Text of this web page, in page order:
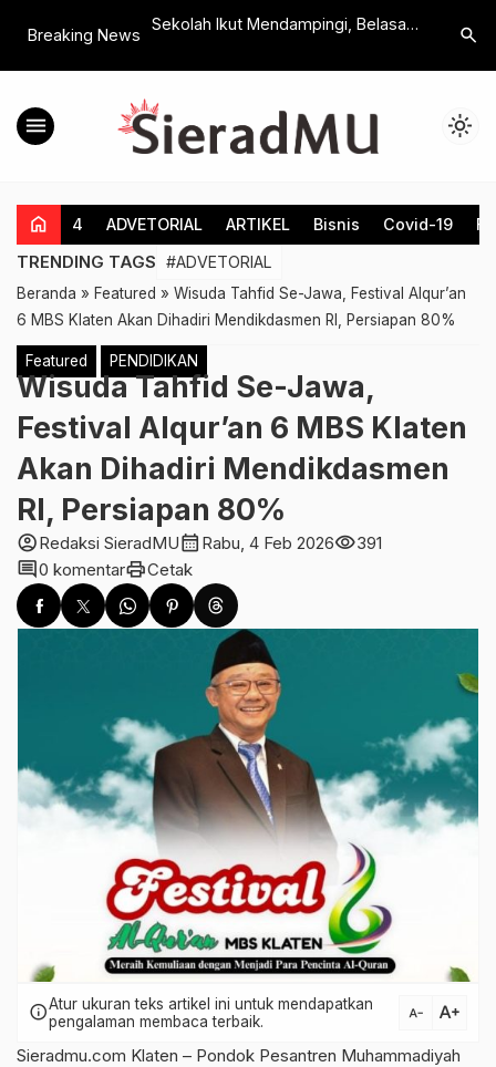
Breaking News
Relawan dan
Sekolah Ikut Mendampingi, Belasan
Lolos SNBP 2025
search
menu light_mode
home 4 ADVETORIAL ARTIKEL Bisnis Covid-19
TRENDING TAGS #ADVETORIAL
Beranda » Featured » Wisuda Tahfid Se-Jawa, Festival Alqur’an
6 MBS Klaten Akan Dihadiri Mendikdasmen RI, Persiapan 80%
Featured PENDIDIKAN
Wisuda Tahfid Se-Jawa,
Festival Alqur’an 6 MBS Klaten
Akan Dihadiri Mendikdasmen
RI, Persiapan 80%
account_circleRedaksi SieradMUcalendar_month Rabu, 4 Feb 2026visibility391
comment0 komentarprintCetak
infoAtur ukuran teks artikel ini untuk mendapatkan
pengalaman membaca terbaik.
text_decrease text_increase
Sieradmu.com Klaten – Pondok Pesantren Muhammadiyah